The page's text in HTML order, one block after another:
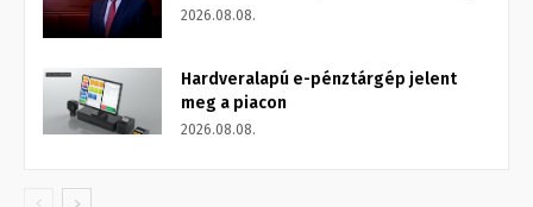
2026.08.08.
Hardveralapú e-pénztárgép jelent
meg a piacon
2026.08.08.